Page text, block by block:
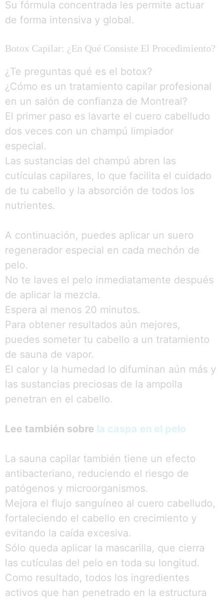
Su fórmula concentrada les permite actuar
de forma intensiva y global.
Botox Capilar: ¿En Qué Consiste El Procedimiento?
¿Te preguntas qué es el botox?
¿Cómo es un tratamiento capilar profesional
en un salón de confianza de Montreal?
El primer paso es lavarte el cuero cabelludo
dos veces con un champú limpiador
especial.
Las sustancias del champú abren las
cutículas capilares, lo que facilita el cuidado
de tu cabello y la absorción de todos los
nutrientes.
A continuación, puedes aplicar un suero
regenerador especial en cada mechón de
pelo.
No te laves el pelo inmediatamente después
de aplicar la mezcla.
Espera al menos 20 minutos.
Para obtener resultados aún mejores,
puedes someter tu cabello a un tratamiento
de sauna de vapor.
El calor y la humedad lo difuminan aún más y
las sustancias preciosas de la ampolla
penetran en el cabello.
Lee también sobre la caspa en el pelo
La sauna capilar también tiene un efecto
antibacteriano, reduciendo el riesgo de
patógenos y microorganismos.
Mejora el flujo sanguíneo al cuero cabelludo,
fortaleciendo el cabello en crecimiento y
evitando la caída excesiva.
Sólo queda aplicar la mascarilla, que cierra
las cutículas del pelo en toda su longitud.
Como resultado, todos los ingredientes
activos que han penetrado en la estructura